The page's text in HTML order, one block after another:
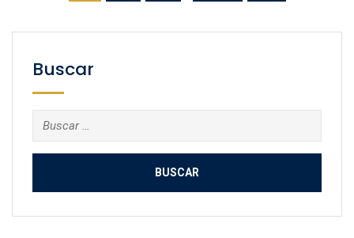
Buscar
Buscar: